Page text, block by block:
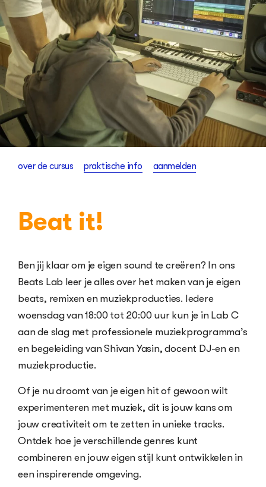
over de cursus praktische info aanmelden
Beat it!
Ben jij klaar om je eigen sound te creëren? In ons
Beats Lab leer je alles over het maken van je eigen
beats, remixen en muziekproducties. Iedere
woensdag van 18:00 tot 20:00 uur kun je in Lab C
aan de slag met professionele muziekprogramma’s
en begeleiding van Shivan Yasin, docent DJ-en en
muziekproductie.
Of je nu droomt van je eigen hit of gewoon wilt
experimenteren met muziek, dit is jouw kans om
jouw creativiteit om te zetten in unieke tracks.
Ontdek hoe je verschillende genres kunt
combineren en jouw eigen stijl kunt ontwikkelen in
een inspirerende omgeving.